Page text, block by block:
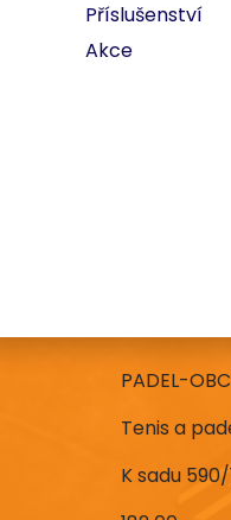
Příslušenství
Akce
PADEL-
Tenis a
K sadu